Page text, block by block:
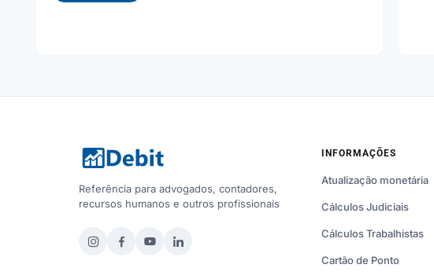
Referência para advogados, contadores,
recursos humanos e outros profissionais
INFORMAÇÕES
Atualização monetária
Cálculos Judiciais
Cálculos Trabalhistas
Cartão de Ponto